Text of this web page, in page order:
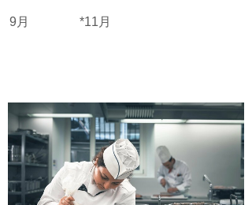
9月 *11月